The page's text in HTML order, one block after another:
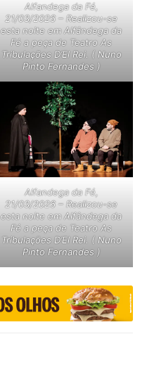
Alfandega da Fé,
21/03/2026 – Realizou-se
esta noite em Alfândega da
Fé a peça de Teatro As
Tribulações D’El Rei. ( Nuno
Pinto Fernandes )
Alfandega da Fé,
21/03/2026 – Realizou-se
esta noite em Alfândega da
Fé a peça de Teatro As
Tribulações D’El Rei. ( Nuno
Pinto Fernandes )